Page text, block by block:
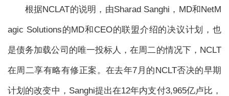
根据NCLAT的说明，由Sharad Sanghi，MD和NetM
agic Solutions的MD和CEO的联盟介绍的决议计划，也
是债务加载公司的唯一投标人，在周二的情况下，NCLT
在周二享有略有修正案。在去年7月的NCLT否决的早期
计划的改变中，Sanghi提出在12年内支付3,965亿卢比，